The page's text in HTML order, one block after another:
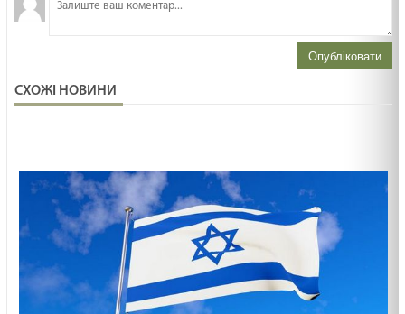
Опубліковати
СХОЖІ НОВИНИ